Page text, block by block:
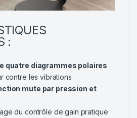
:
quatre diagrammes polaires
contre les vibrations
mute par pression et
du contrôle de gain pratique